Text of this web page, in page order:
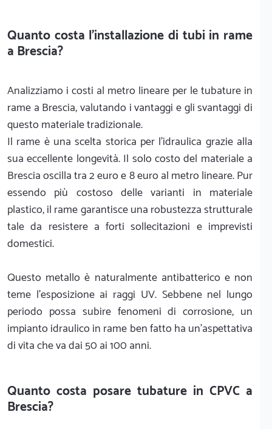
Quanto costa l'installazione di tubi in rame
a Brescia?
Analizziamo i costi al metro lineare per le tubature in
rame a Brescia, valutando i vantaggi e gli svantaggi di
questo materiale tradizionale.
Il rame è una scelta storica per l'idraulica grazie alla
sua eccellente longevità. Il solo costo del materiale a
Brescia oscilla tra 2 euro e 8 euro al metro lineare. Pur
essendo più costoso delle varianti in materiale
plastico, il rame garantisce una robustezza strutturale
tale da resistere a forti sollecitazioni e imprevisti
domestici.
Questo metallo è naturalmente antibatterico e non
teme l'esposizione ai raggi UV. Sebbene nel lungo
periodo possa subire fenomeni di corrosione, un
impianto idraulico in rame ben fatto ha un'aspettativa
di vita che va dai 50 ai 100 anni.
Quanto costa posare tubature in CPVC a
Brescia?